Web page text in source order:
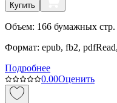
Купить
Объем: 166 бумажных стр.
Формат: epub, fb2,
Подробнее
0.00Оценить